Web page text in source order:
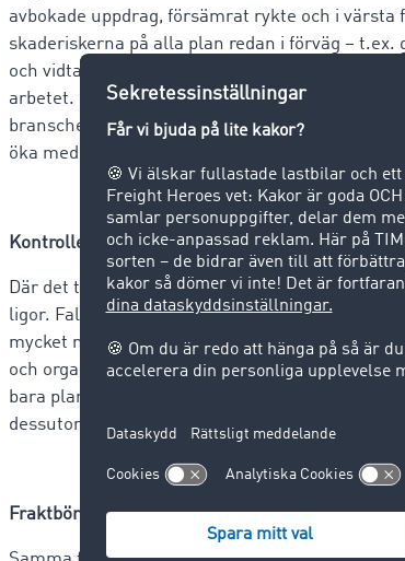
avbokade uppdrag, försämrat rykte och i
skaderiskerna på alla plan redan i förväg –
och vidta praktiska motstrategier.
arbetet. För med en ökning av väggodstrafiken
branschen kommer att öka. Tyska
öka med 27 % och därmed med 3,5 miljarder
Kontrollera leveranskedjorna, åtgärda svaga
Där det tidigare främst var enskilda
ligor. Falska bolag trollas fram och seriösa
mycket noga med vem man ger åtkomst till
och organisatoriska möjligheter för att stödja
bara planera in säkra avställnings- och
dessutom endast utbytas mellan föraren,
Fraktbörser: Här räknas helhetstänk och